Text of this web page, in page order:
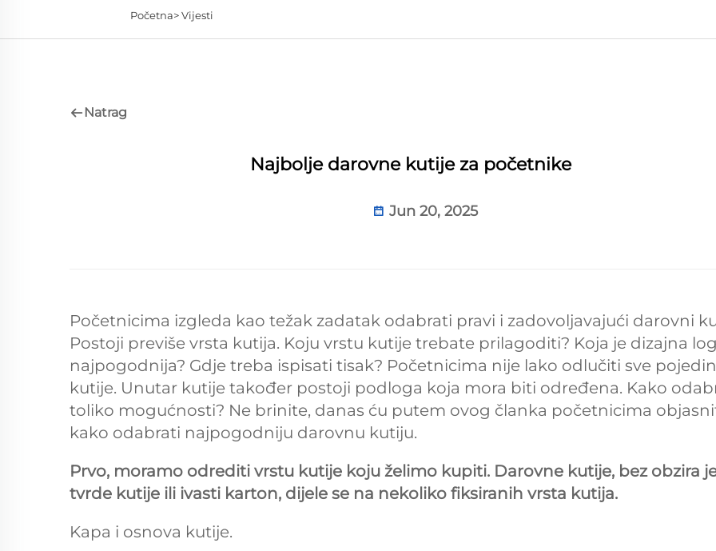
Početna>Vijesti
Natrag
Najbolje darovne kutije za početnike
Jun 20, 2025
Početnicima izgleda kao težak zadatak odabrati pravi i zadovoljavajući darovni
Postoji previše vrsta kutija. Koju vrstu kutije trebate prilagoditi? Koja je dizajna
najpogodnija? Gdje treba ispisati tisak? Početnicima nije lako odlučiti sve
kutije. Unutar kutije također postoji podloga koja mora biti određena. Kako
toliko mogućnosti? Ne brinite, danas ću putem ovog članka početnicima
kako odabrati najpogodniju darovnu kutiju.
Prvo, moramo odrediti vrstu kutije koju želimo kupiti. Darovne kutije, bez obzira
tvrde kutije ili ivasti karton, dijele se na nekoliko fiksiranih vrsta kutija.
Kapa i osnova kutije.